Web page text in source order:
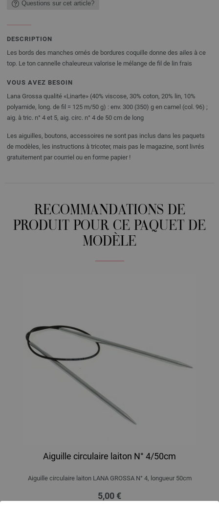
Questions sur cet article?
DESCRIPTION
Les bords des manches ornés de bordures coquille donne des ailes à ce
top. Le ton cannelle chaleureux valorise le mélange de fil de lin frais
VOUS AVEZ BESOIN
Lana Grossa qualité «Linarte» (40% viscose, 30% coton, 20% lin, 10%
polyamide, long. de fil = 125 m/50 g) : env. 300 (350) g en camel (col. 96) ;
aig. à tric. n° 4 et 5, aig. circ. n° 4 de 50 cm de long
Les aiguilles, boutons, accessoires ne sont pas inclus dans les paquets
de modèles, les instructions à tricoter, mais pas le magazine, sont livrés
gratuitement par courriel ou en forme papier !
RECOMMANDATIONS DE
PRODUIT POUR CE PAQUET DE
MODÈLE
Aiguille circulaire laiton N° 4/50cm
Aiguille circulaire laiton LANA GROSSA N° 4, longueur 50cm
5,00 €